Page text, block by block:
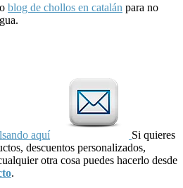
blog de chollos en catalán para no
aquí
Si quieres
descuentos personalizados,
otra cosa puedes hacerlo desde
.